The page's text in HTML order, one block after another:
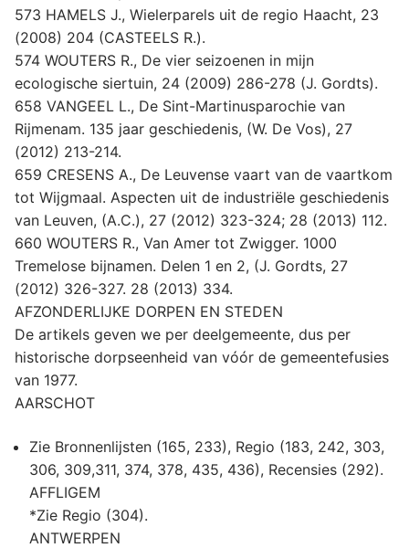
573 HAMELS J., Wielerparels uit de regio Haacht, 23
(2008) 204 (CASTEELS R.).
574 WOUTERS R., De vier seizoenen in mijn
ecologische siertuin, 24 (2009) 286-278 (J. Gordts).
658 VANGEEL L., De Sint-Martinusparochie van
Rijmenam. 135 jaar geschiedenis, (W. De Vos), 27
(2012) 213-214.
659 CRESENS A., De Leuvense vaart van de vaartkom
tot Wijgmaal. Aspecten uit de industriële geschiedenis
van Leuven, (A.C.), 27 (2012) 323-324; 28 (2013) 112.
660 WOUTERS R., Van Amer tot Zwigger. 1000
Tremelose bijnamen. Delen 1 en 2, (J. Gordts, 27
(2012) 326-327. 28 (2013) 334.
AFZONDERLIJKE DORPEN EN STEDEN
De artikels geven we per deelgemeente, dus per
historische dorpseenheid van vóór de gemeentefusies
van 1977.
AARSCHOT
Zie Bronnenlijsten (165, 233), Regio (183, 242, 303,
306, 309,311, 374, 378, 435, 436), Recensies (292).
AFFLIGEM
*Zie Regio (304).
ANTWERPEN